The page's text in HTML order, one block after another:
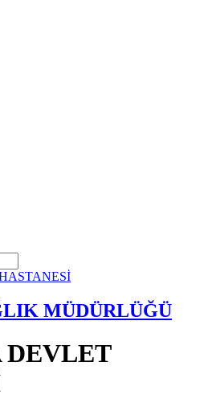
MÜDÜRLÜĞÜ
DEVLET